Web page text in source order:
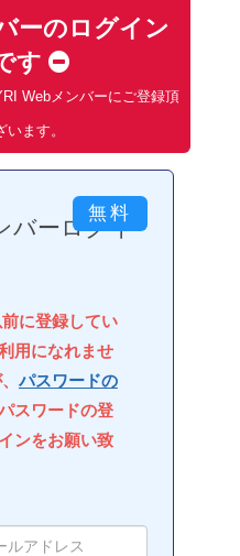
ーのログイン
す
Webメンバーにご登録頂
います。
バーログイ
に登録してい
用になれませ
パスワードの
スワードの登
ンをお願い致